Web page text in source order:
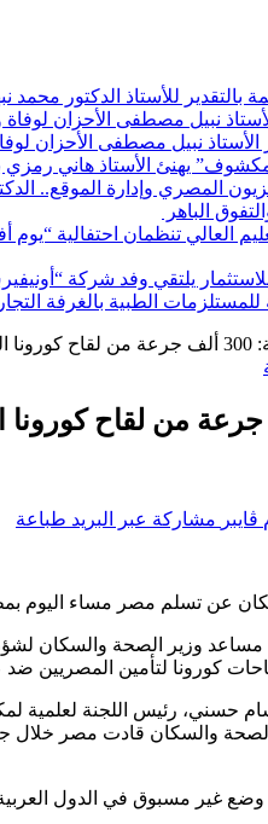
بالتقدير للأستاذ الدكتور محمد
نبيل مصطفى الأحزان لوفاة
نبيل مصطفى الأحزان
يهنئ الأستاذ هاني
المصري وإدارة الموقع..
الباهر
العالي تنظمان احتفالية “يوم
يلتقي وفد شركة
الطبية بالغرفة
للقاهرة
ڤايبر مشاركة عبر البريد طباعة
مصر مساء اليوم بمطار القاهرة شحنة
مساعد وزير الصحة والسكان
كورونا لتأمين المصريين
حسني، رئيس اللجنة لعلمية
الصحة والسكان قادت مصر خلال
غير مسبوق في الدول العربية